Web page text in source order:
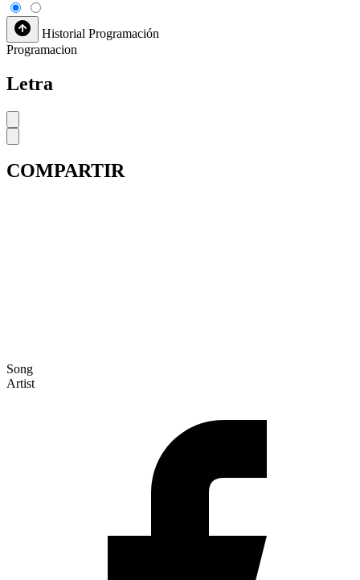
Historial Programación
Programacion
Letra
COMPARTIR
Song
Artist